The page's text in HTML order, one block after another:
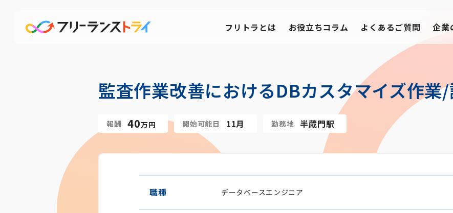
フリトラとは お役立ちコラム よくあるご質問 企業
監査作業改善におけるDBカスタマイズ作業
報酬 40万円 開始可能日 11月 勤務地 半蔵門駅
職種 データベースエンジニア